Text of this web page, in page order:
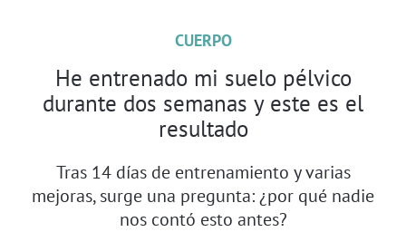
CUERPO
He entrenado mi suelo pélvico
durante dos semanas y este es el
resultado
Tras 14 días de entrenamiento y varias
mejoras, surge una pregunta: ¿por qué nadie
nos contó esto antes?